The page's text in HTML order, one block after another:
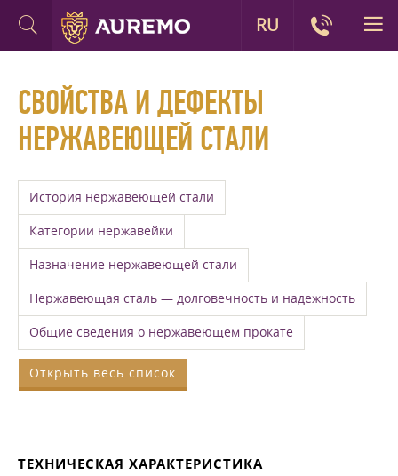
СВОЙСТВА И ДЕФЕКТЫ
НЕРЖАВЕЮЩЕЙ СТАЛИ
История нержавеющей стали
Категории нержавейки
Назначение нержавеющей стали
Нержавеющая сталь — долговечность и надежность
Общие сведения о нержавеющем прокате
Открыть весь список
ТЕХНИЧЕСКАЯ ХАРАКТЕРИСТИКА
RU